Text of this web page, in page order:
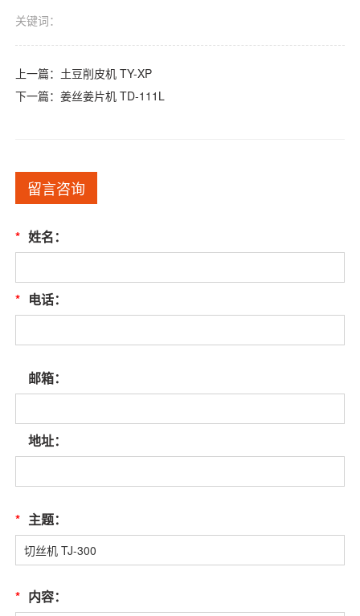
关键词：
上一篇： 土豆削皮机 TY-XP
下一篇：姜丝姜片机 TD-111L
留言咨询
* 姓名：
* 电话：
邮箱：
地址：
* 主题：
* 内容：